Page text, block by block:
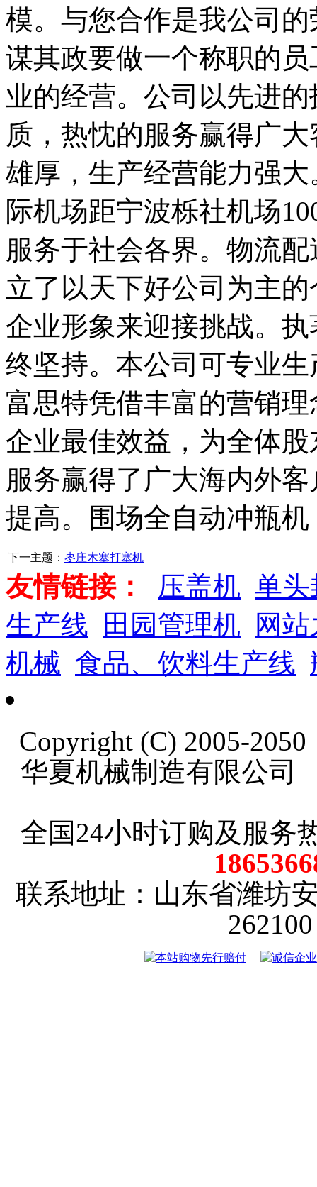
模。与您合作是我公司
谋其政要做一个称职的
业的经营。公司以先进
质，热忱的服务赢得广
雄厚，生产经营能力强
际机场距宁波栎社机场
服务于社会各界。物流
立了以天下好公司为主
企业形象来迎接挑战。
终坚持。本公司可专业
富思特凭借丰富的营销
企业最佳效益，为全体
服务赢得了广大海内外
提高。围场全自动冲瓶机
下一主题： 枣庄木塞打塞机
友情链接： 压盖机 单头
生产线
田园管理机
网
机械 食品、饮料生产线
Copyright (C) 2005-
华夏机械制造有限公
全国24小时订购及服务
联系地址：山东省潍坊